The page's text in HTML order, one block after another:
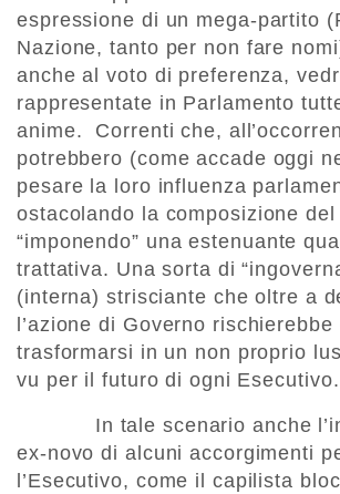
espressione di un mega-partito
Nazione, tanto per non fare
anche al voto di preferenza,
rappresentate in Parlamento
anime. Correnti che,
potrebbero (come accade oggi
pesare la loro influenza
ostacolando la composizione del
“imponendo” una estenuante
trattativa. Una sorta di
(interna) strisciante che oltre a
l’azione di Governo rischierebbe
trasformarsi in un non proprio
vu per il futuro di ogni Esecutivo.
In tale scenario anche
ex-novo di alcuni accorgimenti
l’Esecutivo, come il capilista